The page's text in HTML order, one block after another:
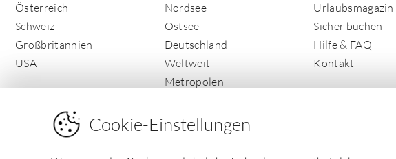
Österreich
Schweiz
Großbritannien
USA
Nordsee
Ostsee
Deutschland
Weltweit
Metropolen
Urlaubsmagazin
Sicher buchen
Hilfe & FAQ
Kontakt
Cookie-Einstellungen